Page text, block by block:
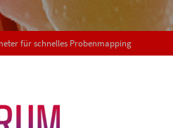
für schnelles Probenmapping